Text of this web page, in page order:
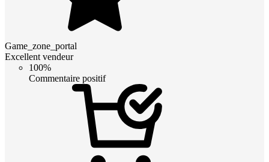
Game_zone_portal
Excellent vendeur
100%
Commentaire positif